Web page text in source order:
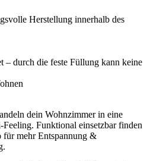
Herstellung innerhalb des
– durch die feste Füllung kann keine
dein Wohnzimmer in eine
Funktional einsetzbar finden
für mehr Entspannung &